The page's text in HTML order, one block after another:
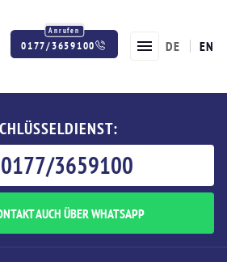
0177/3659100 DE EN
0177/3659100
AUCH ÜBER WHATSAPP